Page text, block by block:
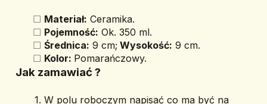
Materiał: Ceramika.
Pojemność: Ok. 350 ml.
Średnica: 9 cm; Wysokość: 9 cm.
Kolor: Pomarańczowy.
Jak zamawiać ?
W polu roboczym napisać co ma być na